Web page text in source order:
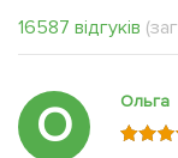
16587 відгуків
О Ольга